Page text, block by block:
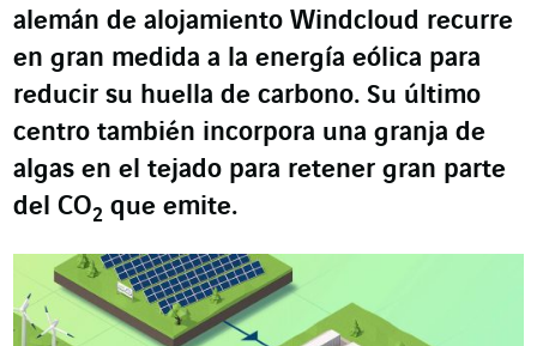
alemán de alojamiento Windcloud recurre
en gran medida a la energía eólica para
reducir su huella de carbono. Su último
centro también incorpora una granja de
algas en el tejado para retener gran parte
del CO2 que emite.